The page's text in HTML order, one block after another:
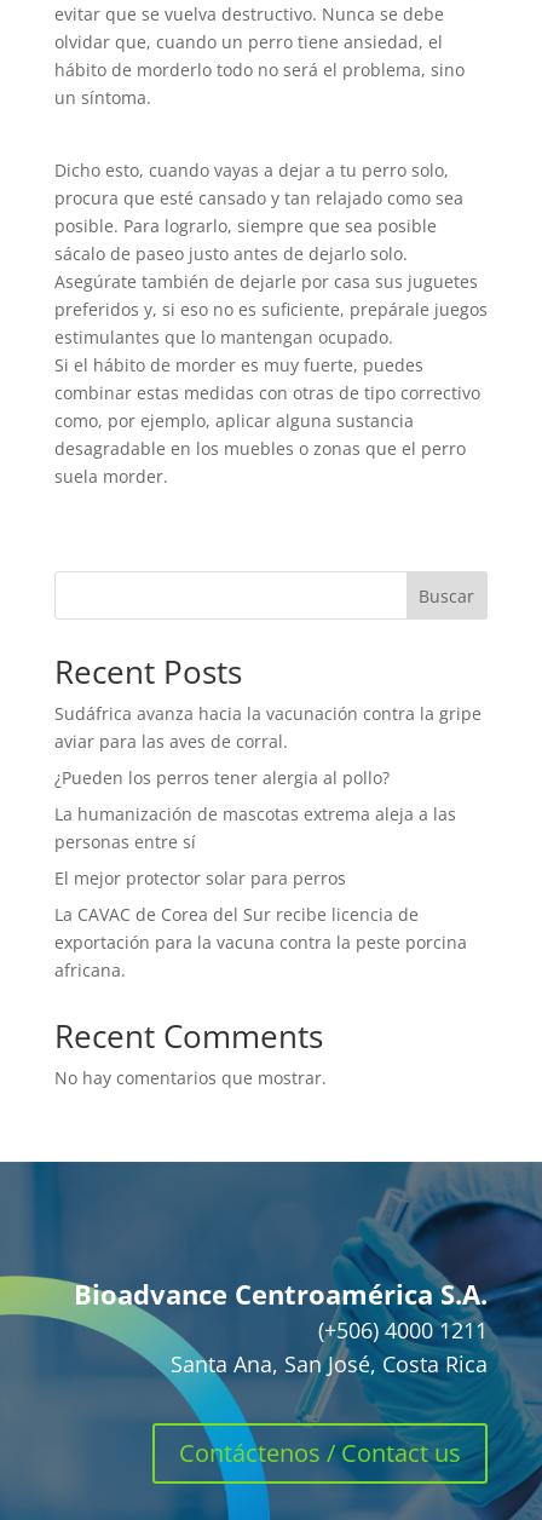
evitar que se vuelva destructivo. Nunca se debe
olvidar que, cuando un perro tiene ansiedad, el
hábito de morderlo todo no será el problema, sino
un síntoma.
Dicho esto, cuando vayas a dejar a tu perro solo,
procura que esté cansado y tan relajado como sea
posible. Para lograrlo, siempre que sea posible
sácalo de paseo justo antes de dejarlo solo.
Asegúrate también de dejarle por casa sus juguetes
preferidos y, si eso no es suficiente, prepárale juegos
estimulantes que lo mantengan ocupado.
Si el hábito de morder es muy fuerte, puedes
combinar estas medidas con otras de tipo correctivo
como, por ejemplo, aplicar alguna sustancia
desagradable en los muebles o zonas que el perro
suela morder.
Buscar
Recent Posts
Sudáfrica avanza hacia la vacunación contra la gripe
aviar para las aves de corral.
¿Pueden los perros tener alergia al pollo?
La humanización de mascotas extrema aleja a las
personas entre sí
El mejor protector solar para perros
La CAVAC de Corea del Sur recibe licencia de
exportación para la vacuna contra la peste porcina
africana.
Recent Comments
No hay comentarios que mostrar.
Bioadvance Centroamérica S.A.
(+506) 4000 1211
Santa Ana, San José, Costa Rica
Contáctenos / Contact us